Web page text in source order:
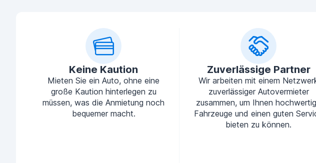
Keine Kaution
Mieten Sie ein Auto, ohne eine
große Kaution hinterlegen zu
müssen, was die Anmietung noch
bequemer macht.
Zuverlässige Partner
Wir arbeiten mit einem
zuverlässiger Autovermieter
zusammen, um Ihnen
Fahrzeuge und einen guten
bieten zu können.